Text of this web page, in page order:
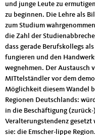
und junge Leute zu
zu beginnen. Die Lehre als
zum Studium
die Zahl der
dass gerade Berufskollegs
fungieren und den
wegnehmen. Der Austausch
MITtelständler vor dem
Möglichkeit diesem Wandel
Regionen Deutschlands:
in die Beschäftigung
Veralterungstendenz
sie: die Emscher-lippe